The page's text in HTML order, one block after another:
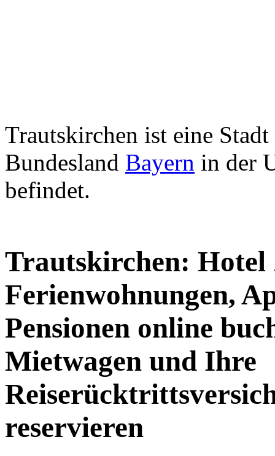
Trautskirchen ist eine
Bundesland Bayern in der
befindet.
Trautskirchen:
Ferienwohnungen,
Pensionen online
Mietwagen und Ihre
reservieren